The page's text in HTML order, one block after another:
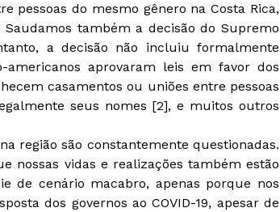
pessoas do mesmo gênero na Costa Rica,
também a decisão do Supremo
a decisão não incluiu formalmente
aprovaram leis em favor dos
casamentos ou uniões entre pessoas
seus nomes [2], e muitos outros
região são constantemente questionadas.
nossas vidas e realizações também estão
de cenário macabro, apenas porque nos
dos governos ao COVID-19, apesar de